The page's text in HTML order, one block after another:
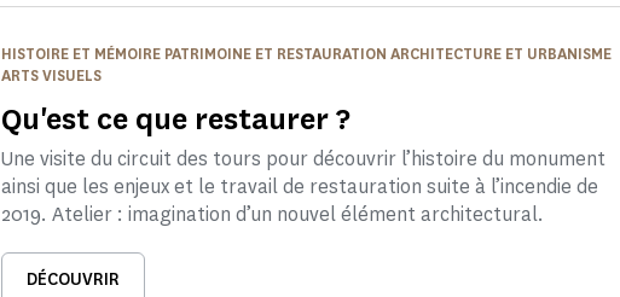
Qu'est ce que restaurer ?
HISTOIRE ET MÉMOIRE PATRIMOINE ET RESTAURATION ARCHITECTURE ET URBANISME
ARTS VISUELS
Une visite du circuit des tours pour découvrir l’histoire du monument
ainsi que les enjeux et le travail de restauration suite à l’incendie de
2019. Atelier : imagination d’un nouvel élément architectural.
DÉCOUVRIR